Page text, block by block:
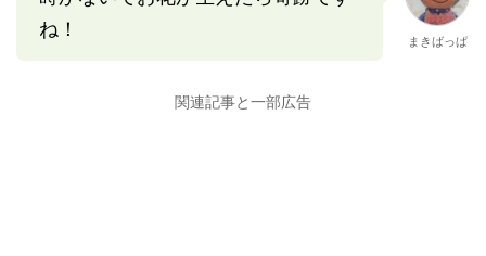
ね！
まきばっぱ
関連記事と一部広告